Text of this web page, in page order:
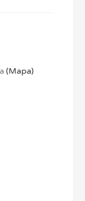
(Mapa)